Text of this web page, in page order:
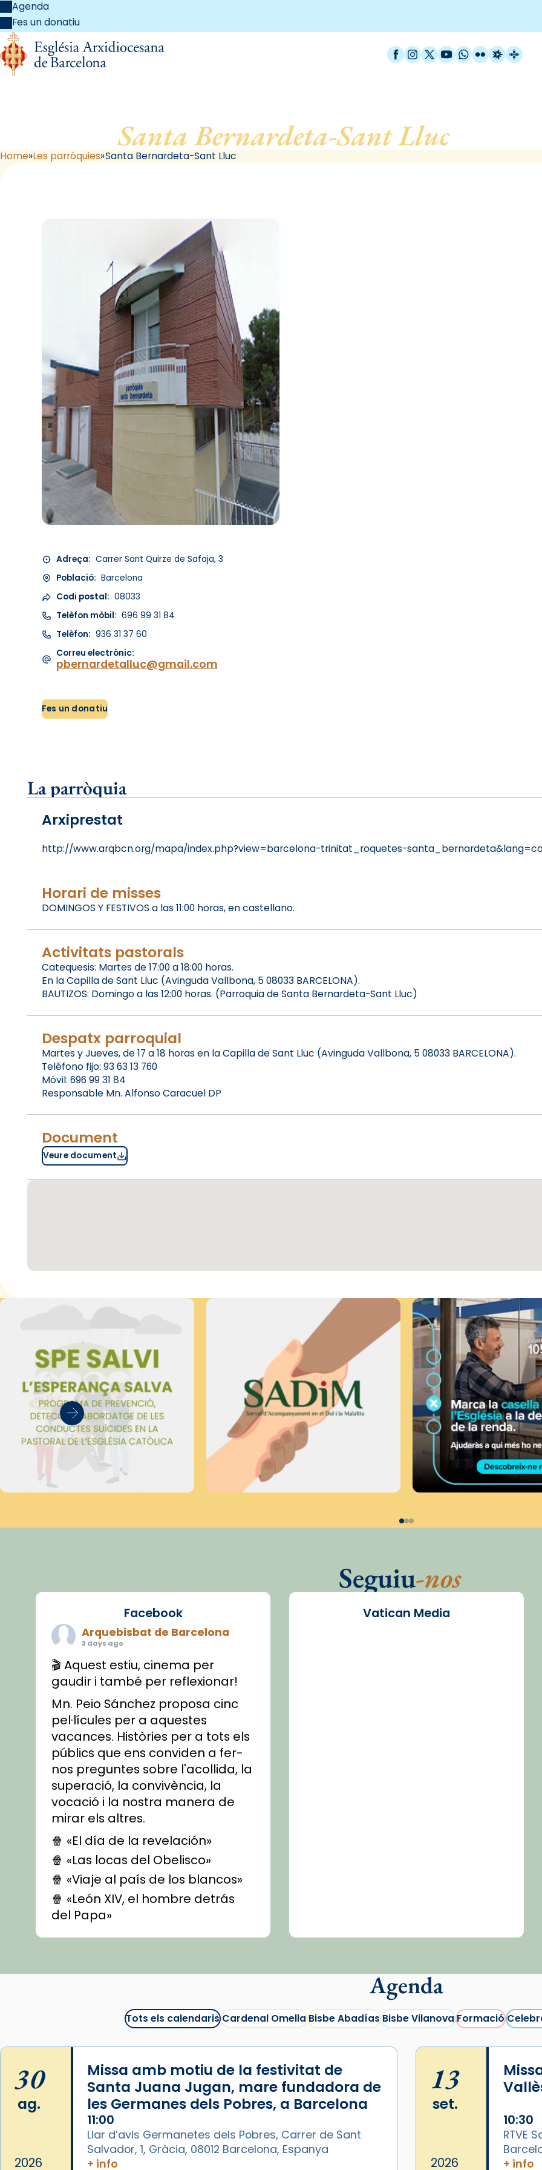
Agenda
Fes un donatiu
Facebook
Instagram
X / Twitter
YouTube
WhatsApp
FlickrRadio
Santa Bernardeta-Sant Lluc, de
Home Les parròquies Santa Bernardeta-Sant Lluc
Adreça: Carrer Sant Quirze de Safaja, 3
Població: Barcelona
Codi postal: 08033
Telèfon mòbil: 696 99 31 84
Telèfon: 936 31 37 60
Correu electrònic:
pbernardetalluc@gmail.com
Fes un donatiu
La parròquia
Arxiprestat
http://www.arqbcn.org/mapa/index.php?view=barcelona-trinitat_roquetes-
Horari de misses
DOMINGOS Y FESTIVOS a las 11:00 horas, en castellano.
Activitats pastorals
Catequesis: Martes de 17:00 a 18:00 horas.
En la Capilla de Sant Lluc (Avinguda Vallbona, 5 08033 BARCELONA).
BAUTIZOS: Domingo a las 12:00 horas. (Parroquia de Santa Bernardeta-Sant Lluc)
Despatx parroquial
Martes y Jueves, de 17 a 18 horas en la Capilla de Sant Lluc (Avinguda Vallbona, 5 08033 BARCELONA).
Teléfono fijo: 93 63 13 760
Móvil: 696 99 31 84
Responsable Mn. Alfonso Caracuel DP
Document
Veure document
Seguiu-nos
Facebook
Arquebisbat de Barcelona
3 days ago
🎬 Aquest estiu, cinema per
gaudir i també per reflexionar!
Mn. Peio Sánchez proposa cinc
pel·lícules per a aquestes
vacances. Històries per a tots els
públics que ens conviden a fer-
nos preguntes sobre l'acollida, la
superació, la convivència, la
vocació i la nostra manera de
mirar els altres.
🍿 «El día de la revelación»
🍿 «Las locas del Obelisco»
🍿 «Viaje al país de los blancos»
🍿 «León XIV, el hombre detrás
del Papa»
🍿 «Las ovejas detectives»
recomanacions i prepara una
#CinemaEspiritualitual
@cinemaspiritcat
Imatge: Generada amb IA
(OpenAI)
Video
View on Facebook · Share
Arquebisbat de Barcelona
1 week ago
Vatican Media
Agenda
Tots els calendarisCardenal OmellaBisbe AbadíasBisbe VilanovaFormació
30
ag.
2026
Missa amb motiu de la festivitat de
Santa Juana Jugan, mare fundadora de
les Germanes dels Pobres, a Barcelona
11:00
Llar d’avis Germanetes dels Pobres, Carrer de Sant
Salvador, 1, Gràcia, 08012 Barcelona, Espanya
+ info
13
set.
2026
10:30
RTVE
+ info